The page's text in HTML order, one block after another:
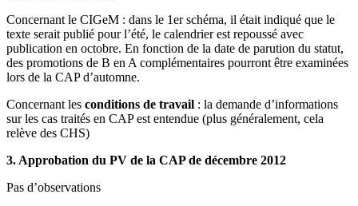
Concernant le CIGeM : dans le 1er schéma, il était indiqué que le
texte serait publié pour l’été, le calendrier est repoussé avec
publication en octobre. En fonction de la date de parution du statut,
des promotions de B en A complémentaires pourront être examinées
lors de la CAP d’automne.
Concernant les conditions de travail : la demande d’informations
sur les cas traités en CAP est entendue (plus généralement, cela
relève des CHS)
3. Approbation du PV de la CAP de décembre 2012
Pas d’observations